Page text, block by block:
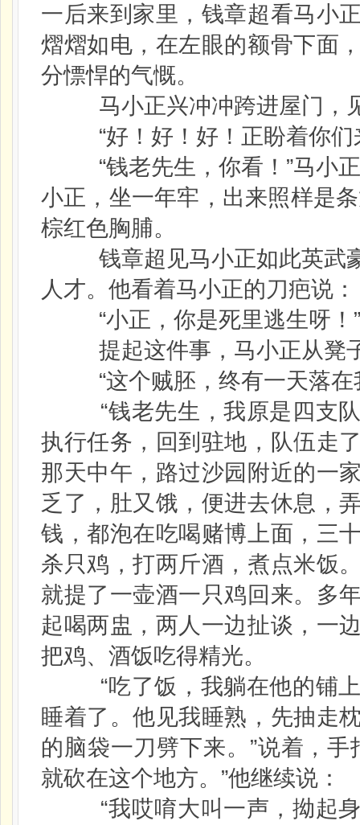
一后来到家里，钱章超看马小
熠熠如电，在左眼的额骨下面
分慓悍的气慨。
马小正兴冲冲跨进屋门，见
“好！好！好！正盼着你们
“钱老先生，你看！”马小正
小正，坐一年牢，出来照样是
棕红色胸脯。
钱章超见马小正如此英武豪
人才。他看着马小正的刀疤说：
“小正，你是死里逃生呀！”
提起这件事，马小正从凳子
“这个贼胚，终有一天落在
“钱老先生，我原是四支队
执行任务，回到驻地，队伍走
那天中午，路过沙园附近的一
乏了，肚又饿，便进去休息，
钱，都泡在吃喝赌博上面，三
杀只鸡，打两斤酒，煮点米饭
就提了一壶酒一只鸡回来。多
起喝两盅，两人一边扯谈，一
把鸡、酒饭吃得精光。
“吃了饭，我躺在他的铺上
睡着了。他见我睡熟，先抽走
的脑袋一刀劈下来。”说着，
就砍在这个地方。”他继续说：
“我哎唷大叫一声，拗起身